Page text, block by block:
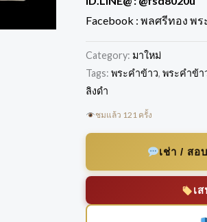
Facebook : พลศรีทอง พร
Category: มาใหม่
Tags:พระคำข้าว,พระคำข้า
ลิงดำ
ชมแล้ว 121 ครั้ง
เช่า / สอ
เ